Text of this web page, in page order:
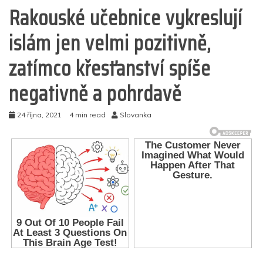
Rakouské učebnice vykreslují
islám jen velmi pozitivně,
zatímco křesťanství spíše
negativně a pohrdavě
24 října, 2021 4 min read Slovanka